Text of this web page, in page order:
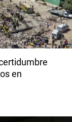
en